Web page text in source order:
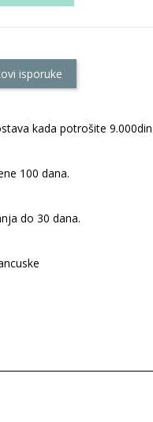
isporuke
kada potrošite 9.000din.
100 dana.
do 30 dana.